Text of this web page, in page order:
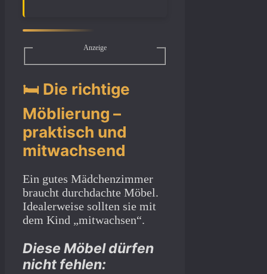
Anzeige
🛏️ Die richtige
Möblierung –
praktisch und
mitwachsend
Ein gutes Mädchenzimmer
braucht durchdachte Möbel.
Idealerweise sollten sie mit
dem Kind „mitwachsen“.
Diese Möbel dürfen
nicht fehlen: